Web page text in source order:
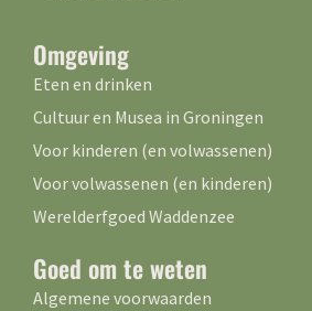
Omgeving
Eten en drinken
Cultuur en Musea in Groningen
Voor kinderen (en volwassenen)
Voor volwassenen (en kinderen)
Werelderfgoed Waddenzee
Goed om te weten
Algemene voorwaarden